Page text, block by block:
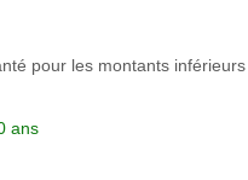
pour les montants
ans